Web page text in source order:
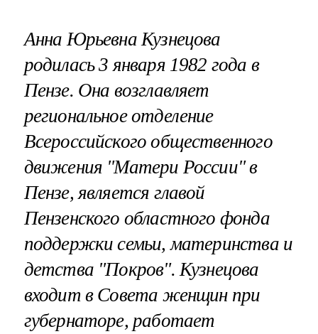
Анна Юрьевна Кузнецова
родилась 3 января 1982 года в
Пензе. Она возглавляет
региональное отделение
Всероссийского общественного
движения "Матери России" в
Пензе, является главой
Пензенского областного фонда
поддержки семьи, материнства и
детства "Покров". Кузнецова
входит в Совета женщин при
губернаторе, работает